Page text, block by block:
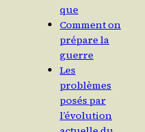
que
Comment on
prépare la
guerre
Les
problèmes
posés par
l’évolution